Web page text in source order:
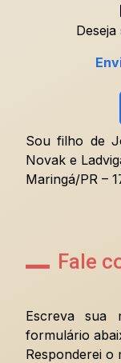
Sou filho de
Novak e
Maringá/PR –
Fale
Escreva sua
formulário
Responderei o